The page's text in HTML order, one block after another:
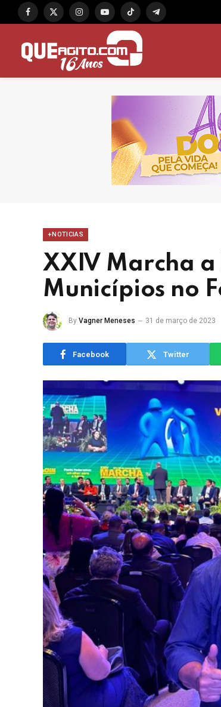
Facebook
X
InstagramYouTubeTikTok Telegram
+NOTICIAS
XXIV Marcha a
Municípios no
By Vagner Meneses 31 de março de 2023
Facebook Twitter